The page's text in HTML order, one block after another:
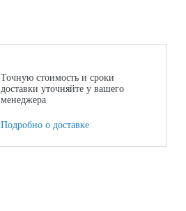
Точную стоимость и сроки
доставки уточняйте у вашего
менеджера
Подробно о доставке